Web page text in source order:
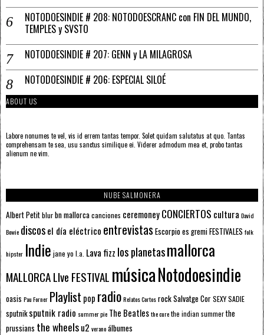
NOTODOESINDIE # 208: NOTODOESCRANC con FIN DEL MUNDO,
TEMPLES y SVSTO
NOTODOESINDIE # 207: GENN y LA MILAGROSA
NOTODOESINDIE # 206: ESPECIAL SILOÉ
ABOUT US
Labore nonumes te vel, vis id errem tantas tempor. Solet quidam salutatus at quo. Tantas
comprehensam te sea, usu sanctus similique ei. Viderer admodum mea et, probo tantas
alienum ne vim.
NUBE SALMONERA
Albert Petitblurbn mallorcacanciones ceremoneyCONCIERTOS cultura David
Bowie discosel día eléctrico entrevistas Escorpioes gremiFESTIVALES folk
hipster Indie jane yo l.a. Lava fizz los planetasmallorca
MALLORCA LIve FESTIVAL músicaNotodoesindie
oasis Pau Forner Playlist pop radioRelatos CortosrockSalvatge CorSEXY SADIE
sputnik sputnik radio summer pie The Beatlesthe curethe indian summerthe
prussians the wheelsu2 veranoálbumes